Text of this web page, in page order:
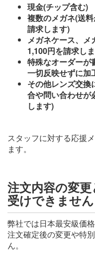
現金(チップ含む)
複数のメガネ(送
請求します)
メガネケース、メ
1,100円を請求し
特殊なオーダーが
一切反映せずに加
その他レンズ交換
合や問い合わせが
します)
スタッフに対する応援
ます。
注文内容の変
受けできません
弊社では日本最安級価
注文確定後の変更や特
ん。